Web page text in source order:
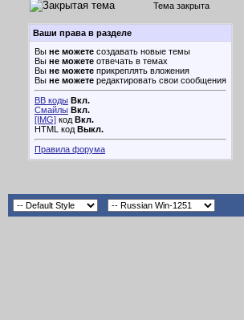
Тема закрыта
Ваши права в разделе
Вы не можете создавать новые темы
Вы не можете отвечать в темах
Вы не можете прикреплять вложения
Вы не можете редактировать свои сообщения
BB коды Вкл.
Смайлы Вкл.
[IMG] код Вкл.
HTML код Выкл.
Правила форума